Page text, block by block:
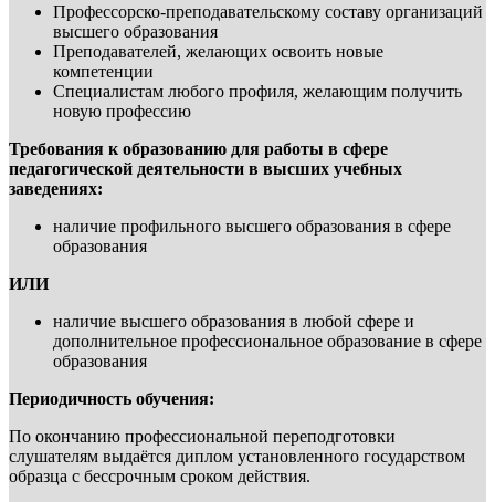
Профессорско-преподавательскому составу организаций
высшего образования
Преподавателей, желающих освоить новые
компетенции
Специалистам любого профиля, желающим получить
новую профессию
Требования к образованию для работы в сфере
педагогической деятельности в высших учебных
заведениях:
наличие профильного высшего образования в сфере
образования
ИЛИ
наличие высшего образования в любой сфере и
дополнительное профессиональное образование в сфере
образования
Периодичность обучения:
По окончанию профессиональной переподготовки
слушателям выдаётся диплом установленного государством
образца с бессрочным сроком действия.